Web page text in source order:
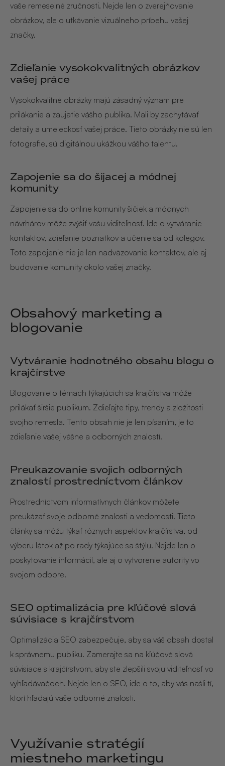
vaše remeselné zručnosti. Nejde len o zverejňovanie
obrázkov, ale o utkávanie vizuálneho príbehu vašej
značky.
Zdieľanie vysokokvalitných obrázkov
vašej práce
Vysokokvalitné obrázky majú zásadný význam pre
prilákanie a zaujatie vášho publika. Mali by zachytávať
detaily a umeleckosť vašej práce. Tieto obrázky nie sú len
fotografie, sú digitálnou ukážkou vášho talentu.
Zapojenie sa do šijacej a módnej
komunity
Zapojenie sa do online komunity šičiek a módnych
návrhárov môže zvýšiť vašu viditeľnosť. Ide o vytváranie
kontaktov, zdieľanie poznatkov a učenie sa od kolegov.
Toto zapojenie nie je len nadväzovanie kontaktov, ale aj
budovanie komunity okolo vašej značky.
Obsahový marketing a
blogovanie
Vytváranie hodnotného obsahu blogu o
krajčírstve
Blogovanie o témach týkajúcich sa krajčírstva môže
prilákať širšie publikum. Zdieľajte tipy, trendy a zložitosti
svojho remesla. Tento obsah nie je len písaním, je to
zdieľanie vašej vášne a odborných znalostí.
Preukazovanie svojich odborných
znalostí prostredníctvom článkov
Prostredníctvom informatívnych článkov môžete
preukázať svoje odborné znalosti a vedomosti. Tieto
články sa môžu týkať rôznych aspektov krajčírstva, od
výberu látok až po rady týkajúce sa štýlu. Nejde len o
poskytovanie informácií, ale aj o vytvorenie autority vo
svojom odbore.
SEO optimalizácia pre kľúčové slová
súvisiace s krajčírstvom
Optimalizácia SEO zabezpečuje, aby sa váš obsah dostal
k správnemu publiku. Zamerajte sa na kľúčové slová
súvisiace s krajčírstvom, aby ste zlepšili svoju viditeľnosť vo
vyhľadávačoch. Nejde len o SEO, ide o to, aby vás našli tí,
ktorí hľadajú vaše odborné znalosti.
Využívanie stratégií
miestneho marketingu